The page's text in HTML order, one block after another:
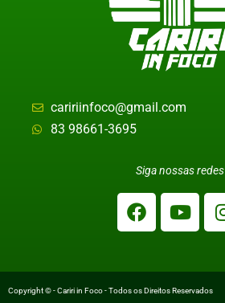
caririinfoco@gmail.com
83 98661-3695
Siga nossas redes
Copyright © - Cariri in Foco - Todos os Direitos Reservados